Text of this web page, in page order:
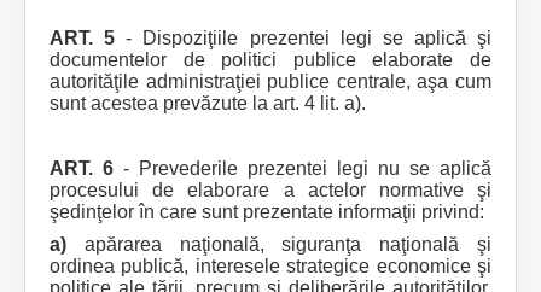
ART. 5 - Dispoziţiile prezentei legi se aplică şi
documentelor de politici publice elaborate de
autorităţile administraţiei publice centrale, aşa cum
sunt acestea prevăzute la art. 4 lit. a).
ART. 6 - Prevederile prezentei legi nu se aplică
procesului de elaborare a actelor normative şi
şedinţelor în care sunt prezentate informaţii privind:
a) apărarea naţională, siguranţa naţională şi
ordinea publică, interesele strategice economice şi